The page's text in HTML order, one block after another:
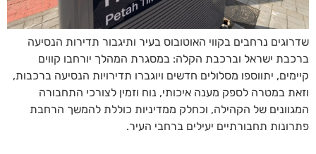
שדרוגים נרחבים בקווי האוטובוס בעיר ותיגבור תדירות הנסיעה
ברכבת ישראל וברכבת הקלה: במסגרת המהלך יורחבו קווים
קיימים, יתווספו מסלולים חדשים ויוגברו תדירויות הנסיעה ברכבות,
וזאת במטרה לספק מענה איכותי, נוח וזמין לצורכי התחבורה
המגוונים של הקהילה, וכחלק ממדיניות כוללת להמשך הרחבת
פתרונות תחבורתיים יעילים ברחבי העיר.